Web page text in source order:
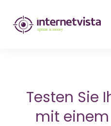
internetvista
Monitoring
Websites
und
Internet-
Testen Sie
mit